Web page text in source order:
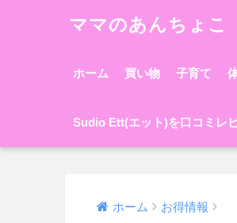
ママのあんちょこ
ホーム 買い物 子育て
Sudio Ett(エット)を口コミレ
ホーム お得情報